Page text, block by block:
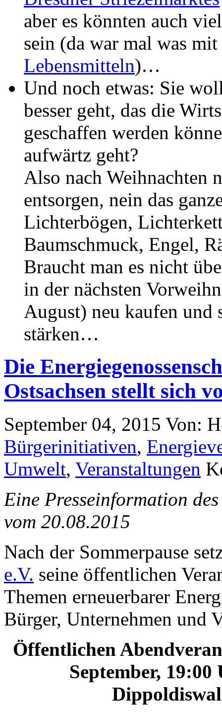
aber es könnten auch
sein (da war mal was mit
Lebensmitteln)…
Und noch etwas: Sie
besser geht, das die
geschaffen werden
aufwärtz geht?
Also nach Weihnachten
entsorgen, nein das
Lichterbögen,
Baumschmuck, Engel,
Braucht man es nicht
in der nächsten
August) neu kaufen und
stärken…
Die
Ostsachsen stellt sich
September 04, 2015 Von:
Bürgerinitiativen,
Umwelt, Veranstaltungen
Eine Presseinformation
vom 20.08.2015
Nach der Sommerpause
e.V. seine öffentlichen
Themen erneuerbarer
Bürger, Unternehmen und
Öffentlichen
September, 19:00